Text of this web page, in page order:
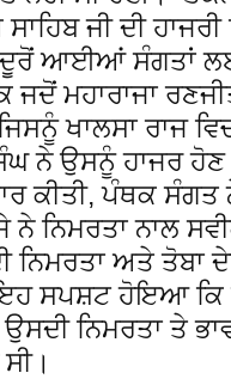
ਜੀ ਦੀ
ਦੂਰੋਂ ਆਈਆਂ ਸੰਗਤਾਂ
ਮਹਾਰਾਜਾ
ਖਾਲਸਾ ਰਾਜ
ਨੇ ਉਸਨੂੰ ਹਾਜਰ ਹੋਣ
ਕੀਤੀ, ਪੰਥਕ
ਨੇ ਨਿਮਰਤਾ ਨਾਲ
ਨਿਮਰਤਾ ਅਤੇ
ਸਪਸ਼ਟ ਹੋਇਆ ਕਿ
ਨਿਮਰਤਾ ਤੇ